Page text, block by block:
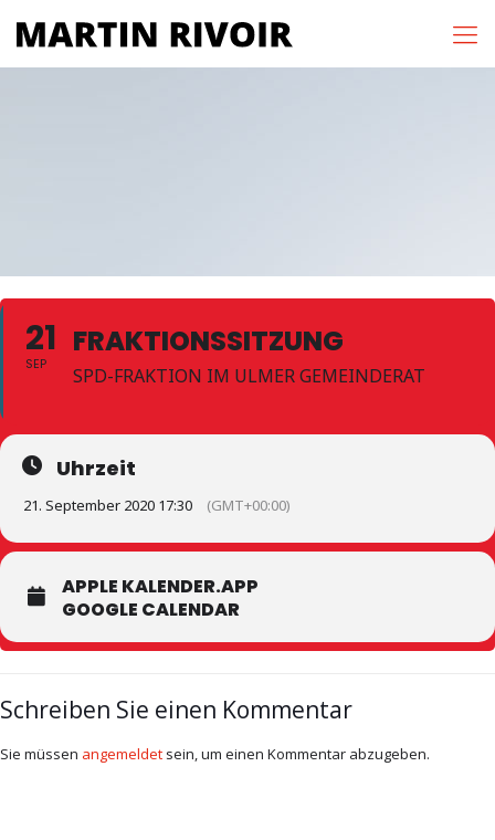
21
SEP
FRAKTIONSSITZUNG
SPD-FRAKTION IM ULMER GEMEINDERAT
Uhrzeit
21. September 2020 17:30 (GMT+00:00)
APPLE KALENDER.APP
GOOGLE CALENDAR
Schreiben Sie einen Kommentar
Sie müssen angemeldet sein, um einen Kommentar abzugeben.